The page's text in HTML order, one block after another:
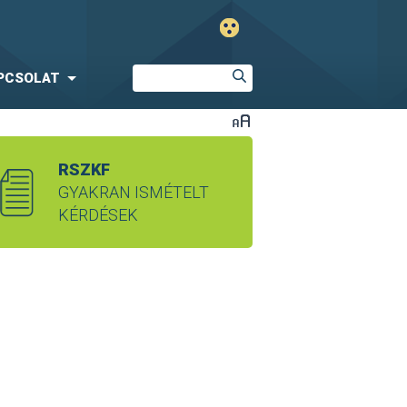
RSZKF
GYAKRAN ISMÉTELT
KÉRDÉSEK